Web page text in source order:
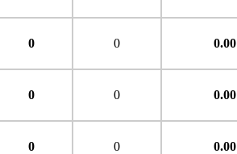
0 0 0.00
0 0 0.00
0 0 0.00